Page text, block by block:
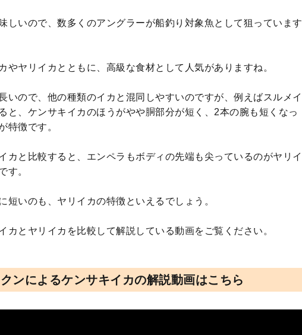
しいので、数多くのアングラーが船釣り対象魚として狙っています
やヤリイカとともに、高級な食材として人気がありますね。
いので、他の種類のイカと混同しやすいのですが、例えばスルメイ
と、ケンサキイカのほうがやや胴部分が短く、2本の腕も短くなっ
特徴です。
カと比較すると、エンペラもボディの先端も尖っているのがヤリイ
す。
短いのも、ヤリイカの特徴といえるでしょう。
カとヤリイカを比較して解説している動画をご覧ください。
ンによるケンサキイカの解説動画はこちら